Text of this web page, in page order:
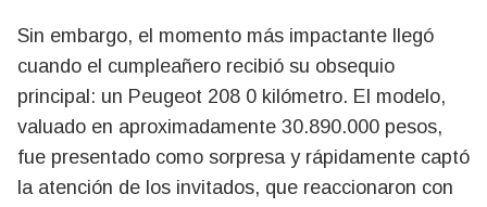
Sin embargo, el momento más impactante llegó
cuando el cumpleañero recibió su obsequio
principal: un Peugeot 208 0 kilómetro. El modelo,
valuado en aproximadamente 30.890.000 pesos,
fue presentado como sorpresa y rápidamente captó
la atención de los invitados, que reaccionaron con